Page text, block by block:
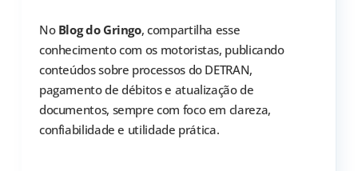
No Blog do Gringo, compartilha esse
conhecimento com os motoristas, publicando
conteúdos sobre processos do DETRAN,
pagamento de débitos e atualização de
documentos, sempre com foco em clareza,
confiabilidade e utilidade prática.